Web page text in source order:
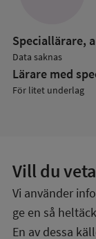
Speciallärare,
Data saknas
Lärare med
För litet underlag
Vill du
Vi använder
ge en så
En av dessa